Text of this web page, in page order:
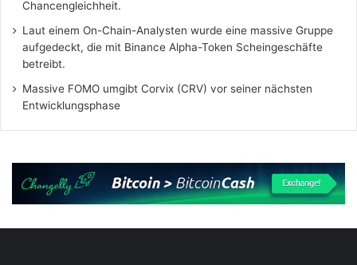
Chancengleichheit.
Laut einem On-Chain-Analysten wurde eine massive Gruppe
aufgedeckt, die mit Binance Alpha-Token Scheingeschäfte
betreibt.
Massive FOMO umgibt Corvix (CRV) vor seiner nächsten
Entwicklungsphase